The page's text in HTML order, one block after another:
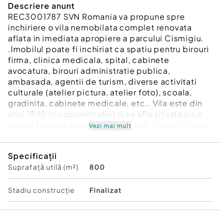
Descriere anunt
REC3001787 SVN Romania va propune spre
inchiriere o vila nemobilata complet renovata
aflata in imediata apropiere a parcului Cismigiu.
.Imobilul poate fi inchiriat ca spatiu pentru birouri
firma, clinica medicala, spital, cabinete
avocatura, birouri administratie publica,
ambasada, agentii de turism, diverse activitati
culturale (atelier pictura, atelier foto), scoala,
gradinita, cabinete medicale, etc.. Vila este din
anul 1940 (cu aproximatie) si se afla situata pe o
strada linistita, zona de vile si case; Vila si intregul
caramida, montare plasa armata) si modernizate
(Vila, curtea -pavata cu beton elicopterizat,
gardul); conform Expertizei tehnice imobiliare -
Vila nu a necesitat consolidare. Vila are amprenta
de 270 mp, suprafata utila de aprox 1700 mp(
incluzand mansarda), suprafata tot 30 camere, 12
Vezi mai mult
Specificații
Suprafață utilă (m²) 800
Stadiu construcţie Finalizat